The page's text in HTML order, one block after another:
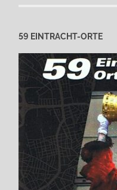
59 EINTRACHT-ORTE